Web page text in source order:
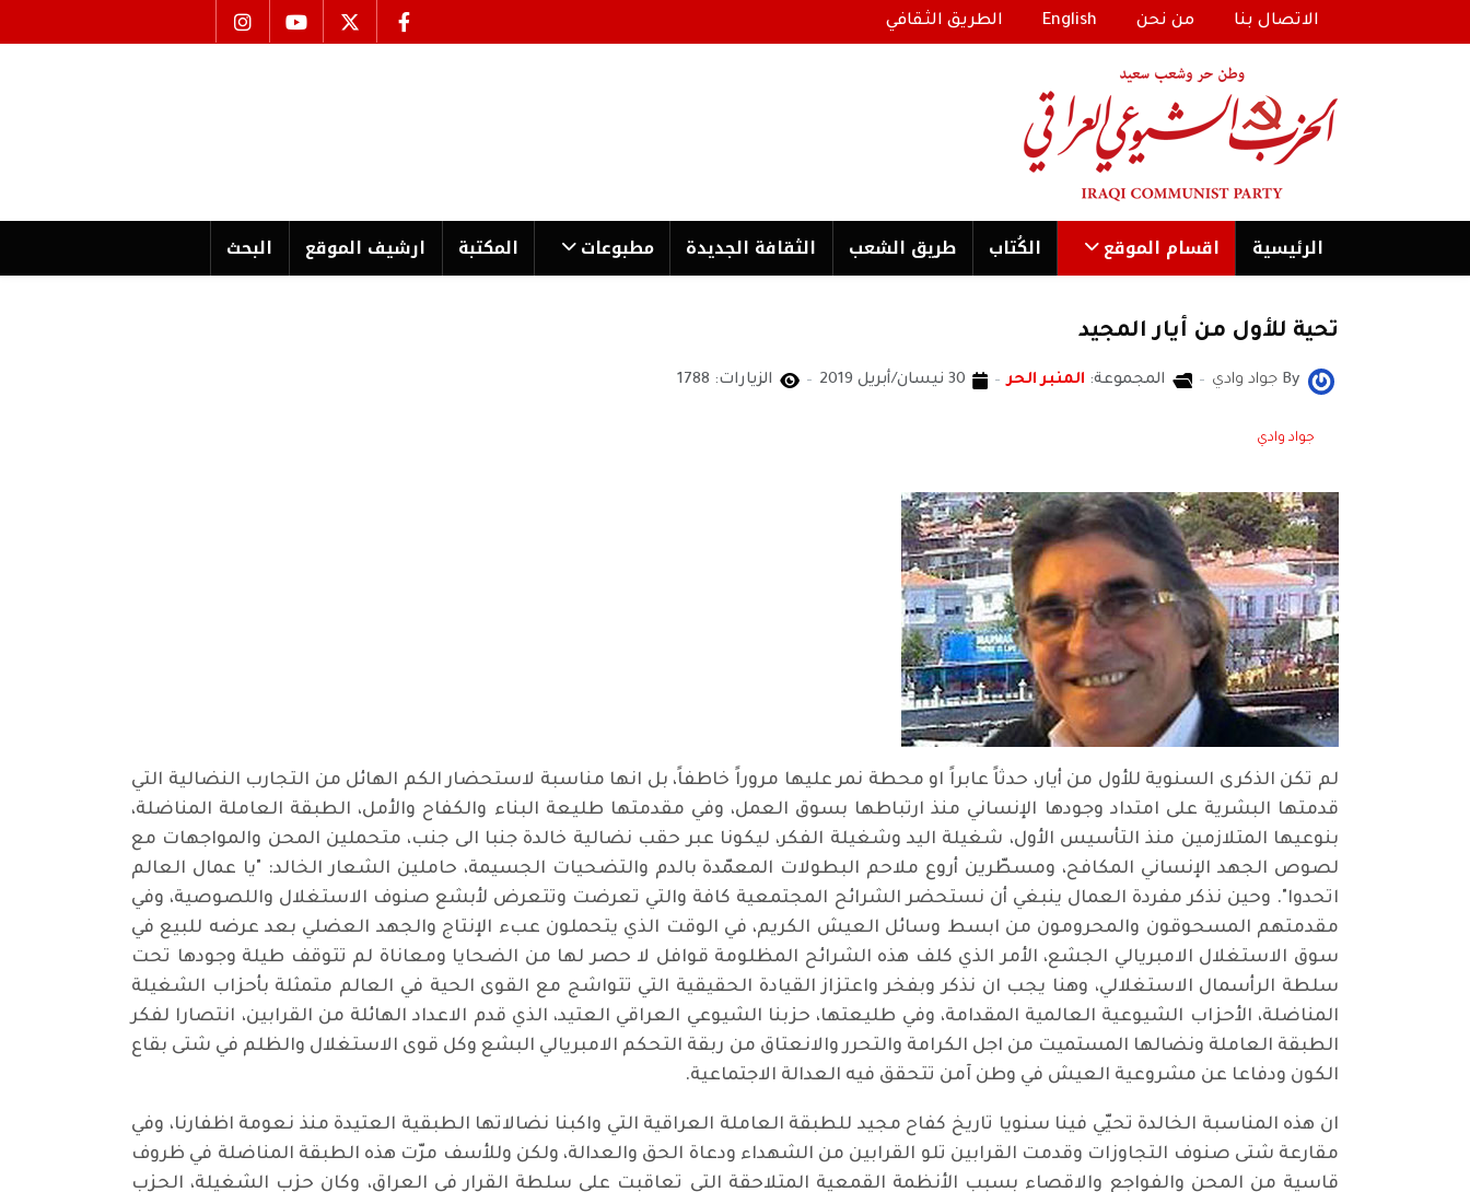
الاتصال بنا من نحن English الطريق الثقافي
الرئیسية اقسام الموقع الكُتاب طریق الشعب الثقافة الجدیدة مطبوعات المكتبة ارشیف الموقع البحث
تحية للأول من أيار المجيد
By جواد وادي المجموعة: المنبر الحر 30 نيسان/أبريل 2019 الزيارات: 1788
جواد وادي
لم تكن الذكرى السنوية للأول من أيار، حدثاً عابراً او محطة نمر عليها مروراً خاطفاً، بل انها مناسبة لاستحضار الكم الهائل من التجارب النضالية التي
قدمتها البشرية على امتداد وجودها الإنساني منذ ارتباطها بسوق العمل، وفي مقدمتها طليعة البناء والكفاح والأمل، الطبقة العاملة المناضلة،
بنوعيها المتلازمين منذ التأسيس الأول، شغيلة اليد وشغيلة الفكر، ليكونا عبر حقب نضالية خالدة جنبا الى جنب، متحملين المحن والمواجهات مع
لصوص الجهد الإنساني المكافح، ومسطّرين أروع ملاحم البطولات المعمّدة بالدم والتضحيات الجسيمة، حاملين الشعار الخالد: "يا عمال العالم
اتحدوا". وحين نذكر مفردة العمال ينبغي أن نستحضر الشرائح المجتمعية كافة والتي تعرضت وتتعرض لأبشع صنوف الاستغلال واللصوصية، وفي
مقدمتهم المسحوقون والمحرومون من ابسط وسائل العيش الكريم، في الوقت الذي يتحملون عبء الإنتاج والجهد العضلي بعد عرضه للبيع في
سوق الاستغلال الامبريالي الجشع، الأمر الذي كلف هذه الشرائح المظلومة قوافل لا حصر لها من الضحايا ومعاناة لم تتوقف طيلة وجودها تحت
سلطة الرأسمال الاستغلالي، وهنا يجب ان نذكر وبفخر واعتزاز القيادة الحقيقية التي تتواشج مع القوى الحية في العالم متمثلة بأحزاب الشغيلة
المناضلة، الأحزاب الشيوعية العالمية المقدامة، وفي طليعتها، حزبنا الشيوعي العراقي العتيد، الذي قدم الاعداد الهائلة من القرابين، انتصارا لفكر
الطبقة العاملة ونضالها المستميت من اجل الكرامة والتحرر والانعتاق من ربقة التحكم الامبريالي البشع وكل قوى الاستغلال والظلم في شتى بقاع
الكون ودفاعا عن مشروعية العيش في وطن آمن تتحقق فيه العدالة الاجتماعية.
ان هذه المناسبة الخالدة تحيّي فينا سنويا تاريخ كفاح مجيد للطبقة العاملة العراقية التي واكبنا نضالاتها الطبقية العتيدة منذ نعومة اظفارنا، وفي
مقارعة شتى صنوف التجاوزات وقدمت القرابين تلو القرابين من الشهداء ودعاة الحق والعدالة، ولكن وللأسف مرّت هذه الطبقة المناضلة في ظروف
قاسية من المحن والفواجع والاقصاء بسبب الأنظمة القمعية المتلاحقة التي تعاقبت على سلطة القرار في العراق، وكان حزب الشغيلة، الحزب